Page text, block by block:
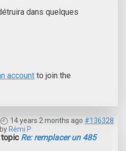
dans quelques
account to join the
14 years 2 months ago #136328
by Rémi P
Re: remplacer un 485